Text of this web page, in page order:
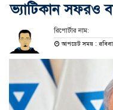
ভ্যাটিকান সফরও
রিপোর্টার নাম:
আপডেট সময় :